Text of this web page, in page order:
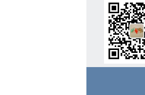
内、国外护照复
和职业技能证明
位证、语言水平
业技能证书等材
(四)近期彩色证
我馆收集以上材